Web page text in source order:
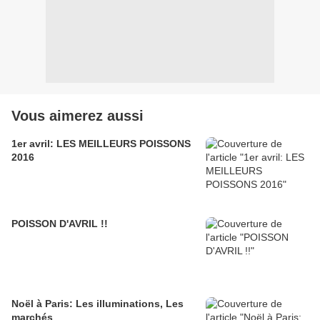
Vous aimerez aussi
1er avril: LES MEILLEURS POISSONS
2016
POISSON D'AVRIL !!
Noël à Paris: Les illuminations, Les
marchés